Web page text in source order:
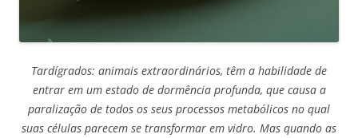
Tardígrados: animais extraordinários, têm a habilidade de
entrar em um estado de dormência profunda, que causa a
paralização de todos os seus processos metabólicos no qual
suas células parecem se transformar em vidro. Mas quando as